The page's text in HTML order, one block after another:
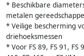
* Beschikbare
metalen
* Veilige bescherming
driehoeksmessen
* Voor FS 89, FS 91, FS